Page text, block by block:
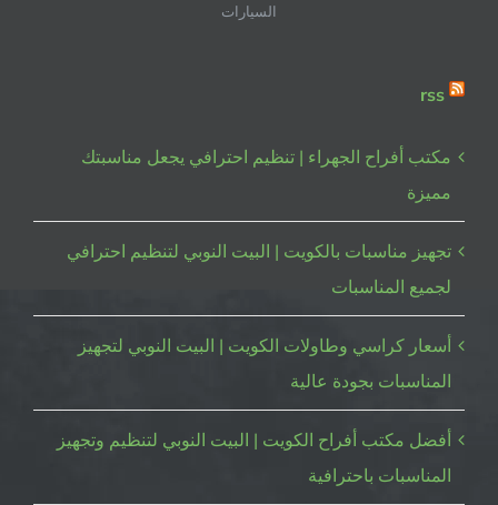
السيارات
rss
مكتب أفراح الجهراء | تنظيم احترافي يجعل مناسبتك
مميزة
تجهيز مناسبات بالكويت | البيت النوبي لتنظيم احترافي
لجميع المناسبات
أسعار كراسي وطاولات الكويت | البيت النوبي لتجهيز
المناسبات بجودة عالية
أفضل مكتب أفراح الكويت | البيت النوبي لتنظيم وتجهيز
المناسبات باحترافية